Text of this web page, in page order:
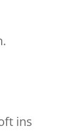
ins